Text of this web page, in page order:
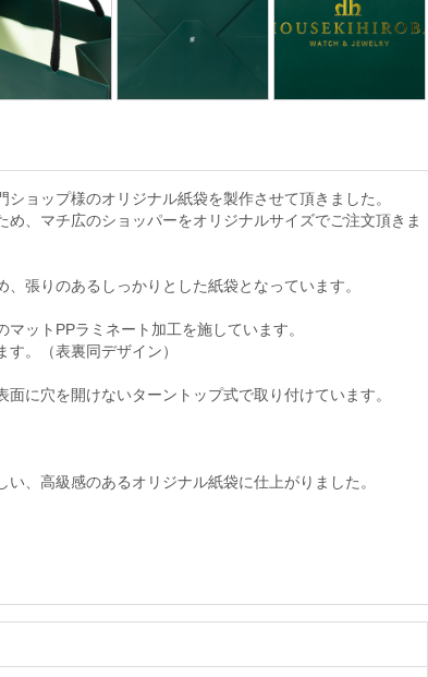
ョップ様のオリジナル紙袋を製作させて頂きました。
、マチ広のショッパーをオリジナルサイズでご注文頂きま
張りのあるしっかりとした紙袋となっています。
ットPPラミネート加工を施しています。
。（表裏同デザイン）
に穴を開けないターントップ式で取り付けています。
、高級感のあるオリジナル紙袋に仕上がりました。